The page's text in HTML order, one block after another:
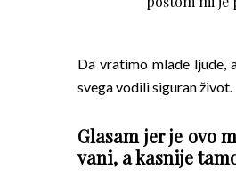
Da vratimo mlade ljude,
svega vodili siguran život.
Glasam jer je ovo
vani, a kasnije